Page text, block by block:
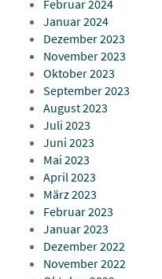
Februar 2024
Januar 2024
Dezember 2023
November 2023
Oktober 2023
September 2023
August 2023
Juli 2023
Juni 2023
Mai 2023
April 2023
März 2023
Februar 2023
Januar 2023
Dezember 2022
November 2022